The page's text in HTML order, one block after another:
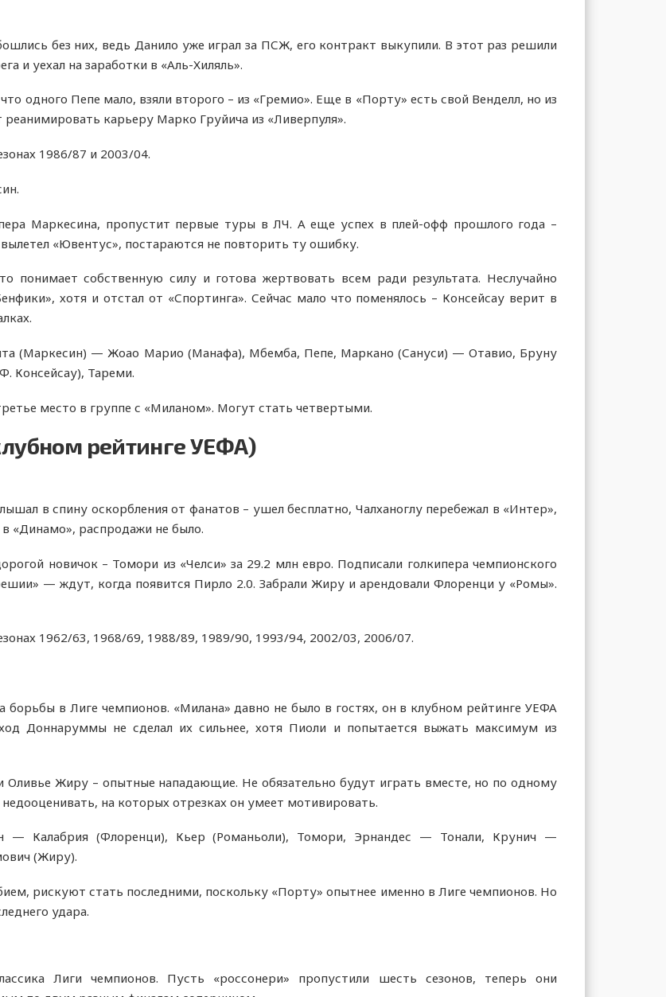
без них, ведь Данило уже играл за ПСЖ, его контракт выкупили. В этот раз решили
и уехал на заработки в «Аль-Хиляль».
одного Пепе мало, взяли второго – из «Гремио». Еще в «Порту» есть свой Венделл, но из
карьеру Марко Груйича из «Ливерпуля».
1986/87 и 2003/04.
Маркесина, пропустит первые туры в ЛЧ. А еще успех в плей-офф прошлого года –
«Ювентус», постараются не повторить ту ошибку.
понимает собственную силу и готова жертвовать всем ради результата. Неслучайно
хотя и отстал от «Спортинга». Сейчас мало что поменялось – Консейсау верит в
(Маркесин) — Жоао Марио (Манафа), Мбемба, Пепе, Маркано (Сануси) — Отавио, Бруну
Консейсау), Тареми.
место в группе с «Миланом». Могут стать четвертыми.
рейтинге УЕФА)
в спину оскорбления от фанатов – ушел бесплатно, Чалханоглу перебежал в «Интер»,
в «Динамо», распродажи не было.
новичок – Томори из «Челси» за 29.2 млн евро. Подписали голкипера чемпионского
— ждут, когда появится Пирло 2.0. Забрали Жиру и арендовали Флоренци у «Ромы».
1962/63, 1968/69, 1988/89, 1989/90, 1993/94, 2002/03, 2006/07.
борьбы в Лиге чемпионов. «Милана» давно не было в гостях, он в клубном рейтинге УЕФА
Доннаруммы не сделал их сильнее, хотя Пиоли и попытается выжать максимум из
Оливье Жиру – опытные нападающие. Не обязательно будут играть вместе, но по одному
на которых отрезках он умеет мотивировать.
— Калабрия (Флоренци), Кьер (Романьоли), Томори, Эрнандес — Тонали, Крунич —
(Жиру).
рискуют стать последними, поскольку «Порту» опытнее именно в Лиге чемпионов. Но
удара.
Лиги чемпионов. Пусть «россонери» пропустили шесть сезонов, теперь они